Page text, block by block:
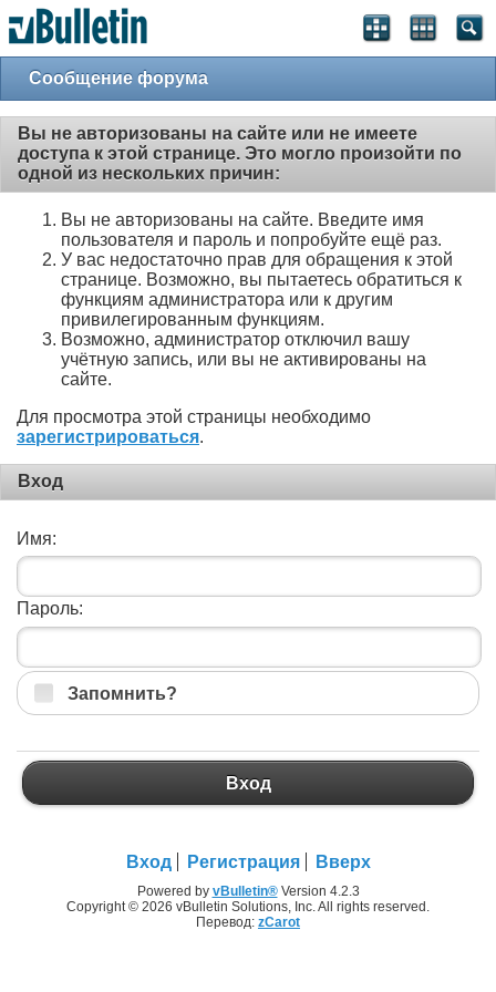
Сообщение форума
Вы не авторизованы на сайте или не имеете
доступа к этой странице. Это могло произойти по
одной из нескольких причин:
Вы не авторизованы на сайте. Введите имя
пользователя и пароль и попробуйте ещё раз.
У вас недостаточно прав для обращения к этой
странице. Возможно, вы пытаетесь обратиться к
функциям администратора или к другим
привилегированным функциям.
Возможно, администратор отключил вашу
учётную запись, или вы не активированы на
сайте.
Для просмотра этой страницы необходимо
зарегистрироваться.
Вход
Имя:
Пароль:
Запомнить?
Вход
Вход Регистрация Вверх
Powered by vBulletin®Version 4.2.3
Copyright © 2026 vBulletin Solutions, Inc. All rights reserved.
Перевод: zCarot